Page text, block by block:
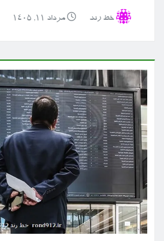
خط رند مرداد ۱۱, ۱۴۰۵